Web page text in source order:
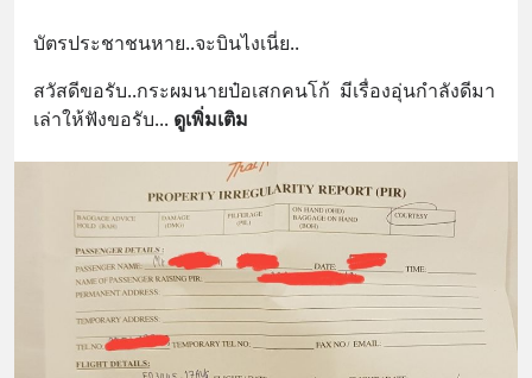
บัตรประชาชนหาย..จะบินไงเนี่ย..
สวัสดีขอรับ..กระผมนายป๋อเสกคนโก้  มีเรื่องอุ่นกำลังดีมา
เล่าให้ฟังขอรับ... ดูเพิ่มเติม